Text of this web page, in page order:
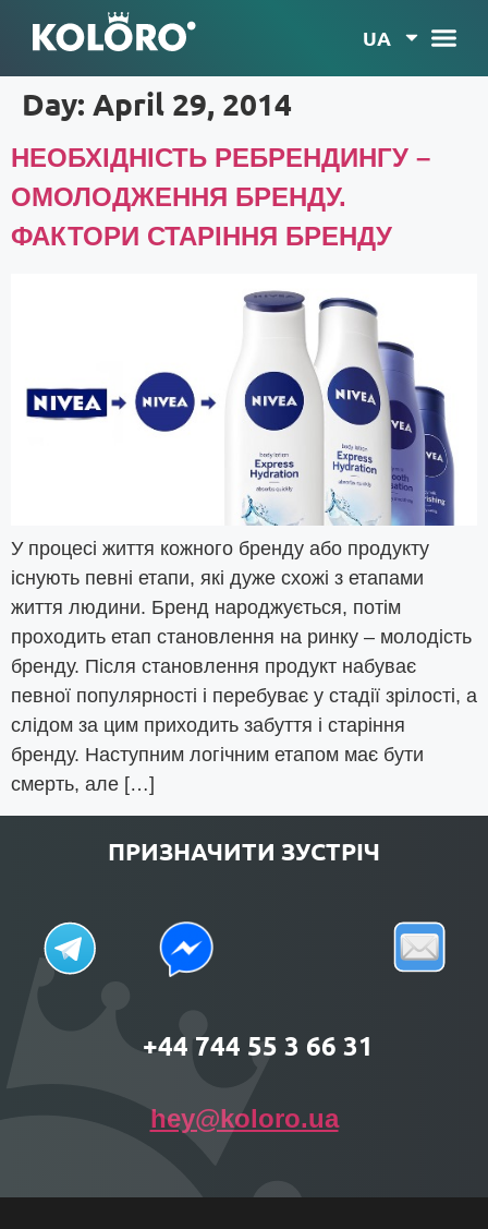
UA
Day: April 29, 2014
НЕОБХІДНІСТЬ РЕБРЕНДИНГУ –
ОМОЛОДЖЕННЯ БРЕНДУ.
ФАКТОРИ СТАРІННЯ БРЕНДУ
У процесі життя кожного бренду або продукту
існують певні етапи, які дуже схожі з етапами
життя людини. Бренд народжується, потім
проходить етап становлення на ринку – молодість
бренду. Після становлення продукт набуває
певної популярності і перебуває у стадії зрілості, а
слідом за цим приходить забуття і старіння
бренду. Наступним логічним етапом має бути
смерть, але […]
ПРИЗНАЧИТИ ЗУСТРІЧ
+44 744 55 3 66 31
hey@koloro.ua